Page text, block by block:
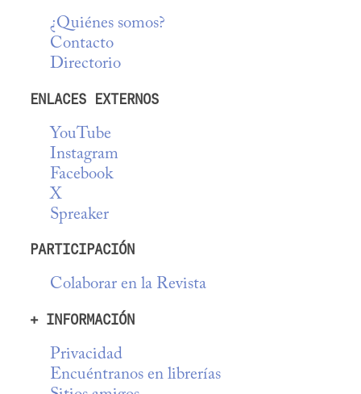
¿Quiénes somos?
Contacto
Directorio
ENLACES EXTERNOS
YouTube
Instagram
Facebook
X
Spreaker
PARTICIPACIÓN
Colaborar en la Revista
+ INFORMACIÓN
Privacidad
Encuéntranos en librerías